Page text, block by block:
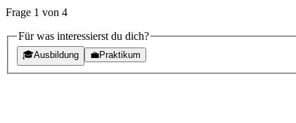
Frage 1 von 4
Für was interessierst du dich?
🎓Ausbildung 💼Praktikum